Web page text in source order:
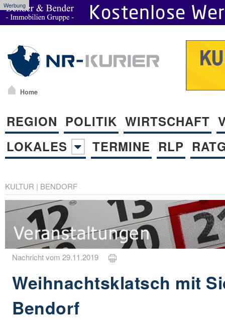
Werbung
Home
REGION POLITIK WIRTSCHAFT
LOKALES
TERMINE RLP
KULTUR | BENDORF
Nachricht vom 29.11.2019
Weihnachtsklatsch mit
Bendorf